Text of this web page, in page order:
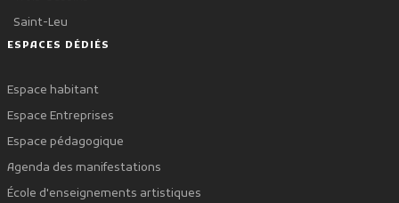
Saint-Leu
ESPACES DÉDIÉS
Espace habitant
Espace Entreprises
Espace pédagogique
Agenda des manifestations
École d'enseignements artistiques